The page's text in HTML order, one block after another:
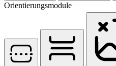
Orientierungsmodule